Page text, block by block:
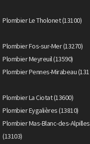
Plombier Le Tholonet (13100)
Plombier Fos-sur-Mer (13270)
Plombier Meyreuil (13590)
Plombier Pennes-Mirabeau
Plombier La Ciotat (13600)
Plombier Eygalières (13810)
Plombier Mas-Blanc-des-Alpilles
(13103)